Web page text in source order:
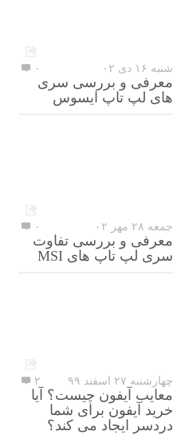
شنبه ۱۶ دی ۰۲ ۰
معرفی و بررسی سری
های لپ تاپ ایسوس
جمعه ۲۸ مهر ۰۲ ۰
معرفی و بررسی تفاوت
سری لپ تاپ های MSI
چهارشنبه ۲۷ اسفند ۹۹ ۲
معایب آیفون چیست؟ آیا
خرید آیفون برای شما
دردسر ایجاد می کند؟